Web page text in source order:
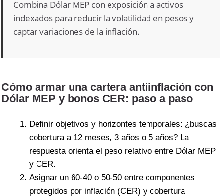
Combina Dólar MEP con exposición a activos
indexados para reducir la volatilidad en pesos y
captar variaciones de la inflación.
Cómo armar una cartera antiinflación con
Dólar MEP y bonos CER: paso a paso
Definir objetivos y horizontes temporales: ¿buscas
cobertura a 12 meses, 3 años o 5 años? La
respuesta orienta el peso relativo entre Dólar MEP
y CER.
Asignar un 60-40 o 50-50 entre componentes
protegidos por inflación (CER) y cobertura